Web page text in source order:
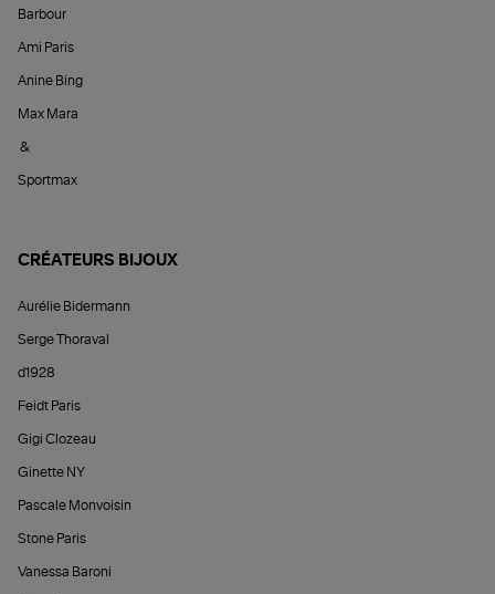
Barbour
Ami Paris
Anine Bing
Max Mara
&
Sportmax
CRÉATEURS BIJOUX
Aurélie Bidermann
Serge Thoraval
d1928
Feidt Paris
Gigi Clozeau
Ginette NY
Pascale Monvoisin
Stone Paris
Vanessa Baroni